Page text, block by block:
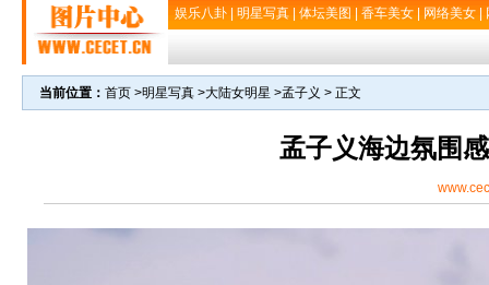
娱乐八卦 明星写真 体坛美图 香车美女 网络美女
当前位置： 首页 >明星写真 >大陆女明星 >孟子义 > 正文
孟子义海边氛围